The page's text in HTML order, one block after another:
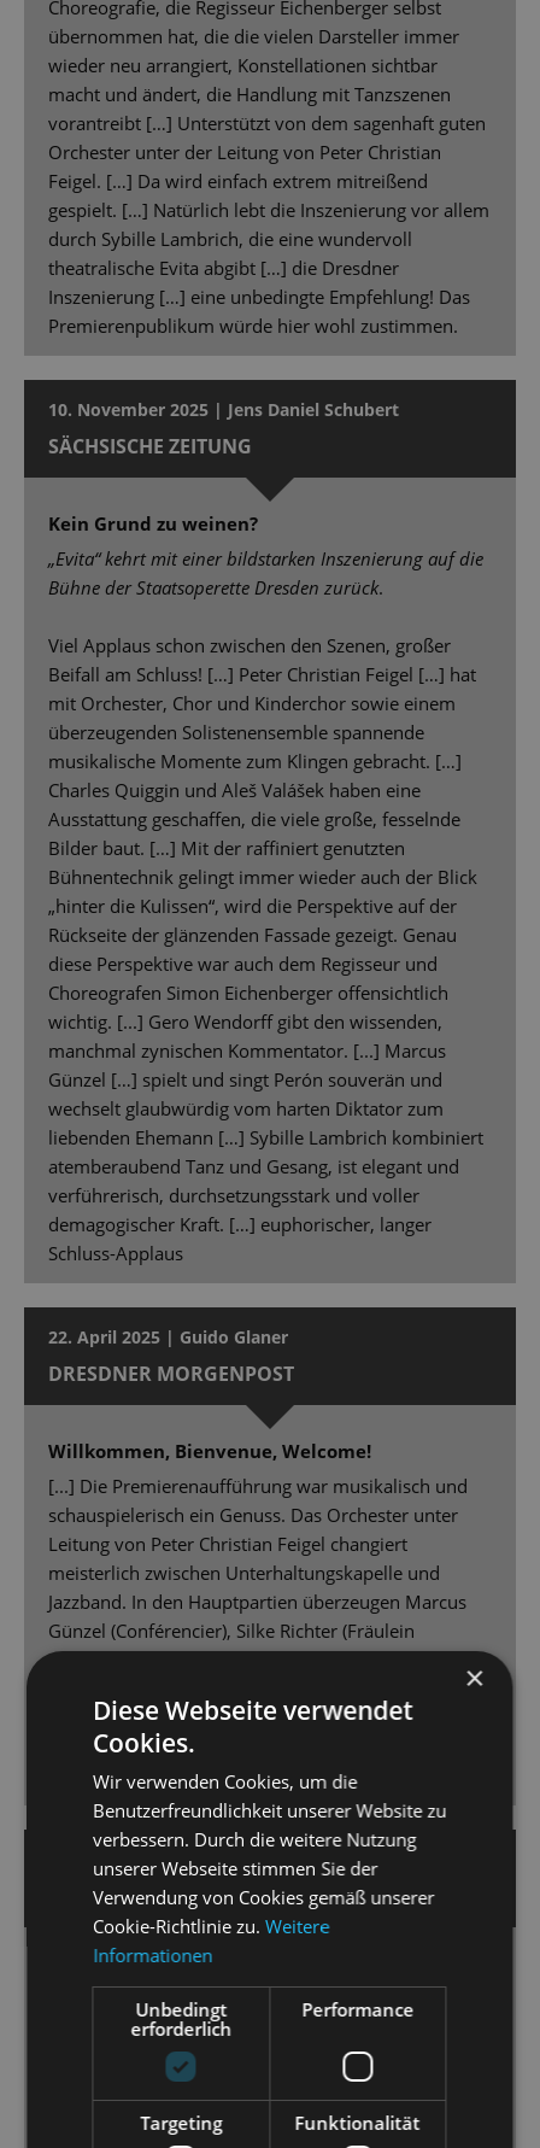
Choreografie, die Regisseur Eichenberger selbst
übernommen hat, die die vielen Darsteller immer
wieder neu arrangiert, Konstellationen sichtbar
macht und ändert, die Handlung mit Tanzszenen
vorantreibt […] Unterstützt von dem sagenhaft guten
Orchester unter der Leitung von Peter Christian
Feigel. […] Da wird einfach extrem mitreißend
gespielt. […] Natürlich lebt die Inszenierung vor allem
durch Sybille Lambrich, die eine wundervoll
theatralische Evita abgibt […] die Dresdner
Inszenierung […] eine unbedingte Empfehlung! Das
Premierenpublikum würde hier wohl zustimmen.
10. November 2025 | Jens Daniel Schubert
SÄCHSISCHE ZEITUNG
Kein Grund zu weinen?
„Evita“ kehrt mit einer bildstarken Inszenierung auf die
Bühne der Staatsoperette Dresden zurück.
Viel Applaus schon zwischen den Szenen, großer
Beifall am Schluss! […] Peter Christian Feigel […] hat
mit Orchester, Chor und Kinderchor sowie einem
überzeugenden Solistenensemble spannende
musikalische Momente zum Klingen gebracht. […]
Charles Quiggin und Aleš Valášek haben eine
Ausstattung geschaffen, die viele große, fesselnde
Bilder baut. […] Mit der raffiniert genutzten
Bühnentechnik gelingt immer wieder auch der Blick
„hinter die Kulissen“, wird die Perspektive auf der
Rückseite der glänzenden Fassade gezeigt. Genau
diese Perspektive war auch dem Regisseur und
Choreografen Simon Eichenberger offensichtlich
wichtig. [...] Gero Wendorff gibt den wissenden,
manchmal zynischen Kommentator. [...] Marcus
Günzel […] spielt und singt Perón souverän und
wechselt glaubwürdig vom harten Diktator zum
liebenden Ehemann […] Sybille Lambrich kombiniert
atemberaubend Tanz und Gesang, ist elegant und
verführerisch, durchsetzungsstark und voller
demagogischer Kraft. […] euphorischer, langer
Schluss-Applaus
22. April 2025 | Guido Glaner
DRESDNER MORGENPOST
Willkommen, Bienvenue, Welcome!
[...] Die Premierenaufführung war musikalisch und
schauspielerisch ein Genuss. Das Orchester unter
Leitung von Peter Christian Feigel changiert
meisterlich zwischen Unterhaltungskapelle und
Jazzband. In den Hauptpartien überzeugen Marcus
Günzel (Conférencier), Silke Richter (Fräulein
Schneider), Bryan Rothfuss (Herr Schultz), Gero
Wendorff (Ernst Ludwig), Kaya Löwe (Fräulein Kost),
Adrian Djokic (Clifford) und - vorneweg - Aswintha
Vermeulen als Sally mit hingebungsvoller, erdiger
Nachtclub-Röhre. Bravo!
19. April 2025 | Nicole Czerwinka
DRESDNER NEUESTE NACHRICHTEN
Matthias Reichwald zeigt „Cabaret“ an der
Staatsoperette als zeitloses Gesellschaftsstück.
[...] Das Orchester der Staatsoperette Dresden [...]
wird unter der Leitung von Peter Christian Feigel zum
×
Diese Webseite verwendet
Cookies.
Wir verwenden Cookies, um die
Benutzerfreundlichkeit unserer Website zu
verbessern. Durch die weitere Nutzung
unserer Webseite stimmen Sie der
Verwendung von Cookies gemäß unserer
Cookie-Richtlinie zu.Weitere
Informationen
Unbedingt
erforderlich
Performance
Targeting Funktionalität